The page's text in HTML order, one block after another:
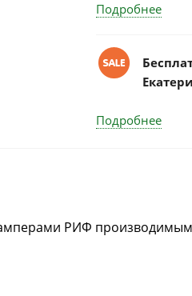
Подробнее
Подробнее
РИФ